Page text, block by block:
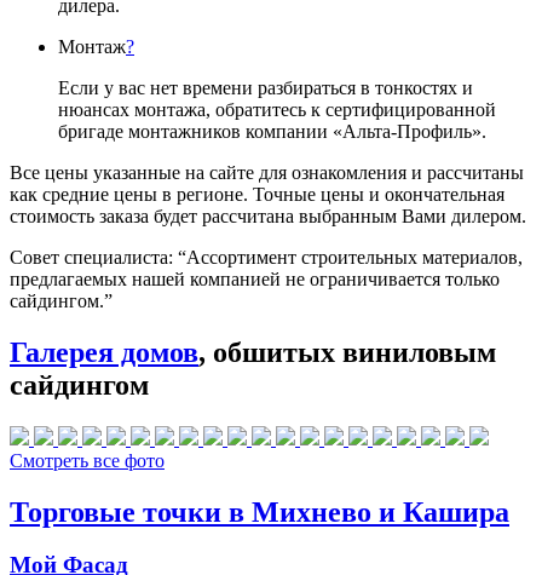
дилера.
Монтаж?
Если у вас нет времени разбираться в тонкостях и
нюансах монтажа, обратитесь к сертифицированной
бригаде монтажников компании «Альта-Профиль».
Все цены указанные на сайте для ознакомления и рассчитаны
как средние цены в регионе. Точные цены и окончательная
стоимость заказа будет рассчитана выбранным Вами дилером.
Совет специалиста: “Ассортимент строительных материалов,
предлагаемых нашей компанией не ограничивается только
сайдингом.”
Галерея домов, обшитых виниловым
сайдингом
Смотреть все фото
Торговые точки в Михнево и Кашира
Мой Фасад